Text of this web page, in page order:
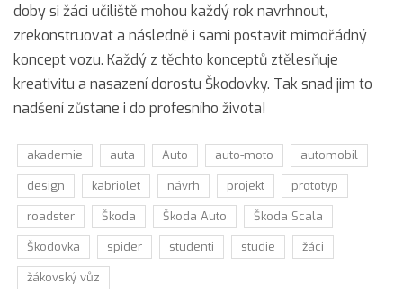
doby si žáci učiliště mohou každý rok navrhnout,
zrekonstruovat a následně i sami postavit mimořádný
koncept vozu. Každý z těchto konceptů ztělesňuje
kreativitu a nasazení dorostu Škodovky. Tak snad jim to
nadšení zůstane i do profesního života!
akademie auta Auto auto-moto
automobil
design
kabriolet návrh projekt
prototyp
roadster
Škoda Škoda Auto
Škoda Scala
Škodovka
spider studenti studie
žáci
žákovský vůz